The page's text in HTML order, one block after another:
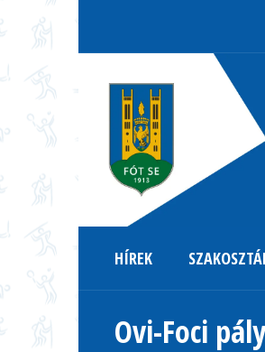
HÍREK
Ovi-Foci